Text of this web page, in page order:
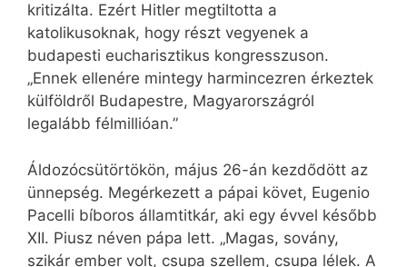
kritizálta. Ezért Hitler megtiltotta a
katolikusoknak, hogy részt vegyenek a
budapesti eucharisztikus kongresszuson.
„Ennek ellenére mintegy harmincezren érkeztek
külföldről Budapestre, Magyarországról
legalább félmillióan.”
Áldozócsütörtökön, május 26-án kezdődött az
ünnepség. Megérkezett a pápai követ, Eugenio
Pacelli bíboros államtitkár, aki egy évvel később
XII. Piusz néven pápa lett. „Magas, sovány,
szikár ember volt, csupa szellem, csupa lélek. A